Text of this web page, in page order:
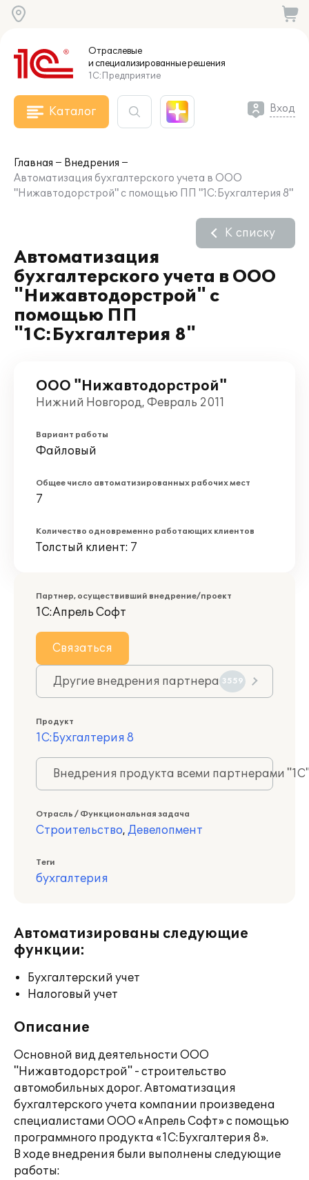
Отраслевые
и специализированныерешения
1С:Предприятие
Каталог Вход
Главная
Внедрения
Автоматизация бухгалтерского учета в ООО
"Нижавтодорстрой" с помощью ПП "1С:Бухгалтерия 8"
Автоматизация
бухгалтерского учета в ООО
"Нижавтодорстрой" с
помощью ПП
"1С:Бухгалтерия 8"
К списку
ООО "Нижавтодорстрой"
Нижний Новгород, Февраль 2011
Вариант работы
Файловый
Общее число автоматизированных рабочих мест
7
Количество одновременно работающих клиентов
Толстый клиент: 7
Партнер, осуществивший внедрение/проект
1С:Апрель Софт
Связаться
Другие внедрения партнера 3559
Продукт
1С:Бухгалтерия 8
Внедрения продукта всеми партнерами
Отрасль / Функциональная задача
Строительство, Девелопмент
Теги
бухгалтерия
Автоматизированы следующие
функции:
Бухгалтерский учет
Налоговый учет
Описание
Основной вид деятельности ООО
"Нижавтодорстрой" - строительство
автомобильных дорог. Автоматизация
бухгалтерского учета компании произведена
специалистами ООО «Апрель Софт» с помощью
программного продукта «1С:Бухгалтерия 8».
В ходе внедрения были выполнены следующие
работы: